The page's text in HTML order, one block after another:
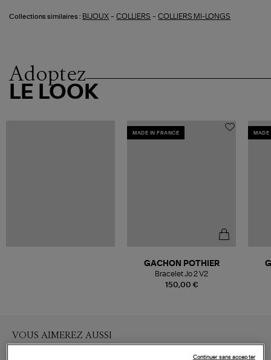
Collections similaires : BIJOUX -COLLIERS -COLLIERS MI-LONGS
Adoptez
LE LOOK
MADE IN FRANCE
150,00 €
GACHON POTHIER
Bracelet Jo 2 V2
MADE
VOUS AIMEREZ AUSSI
Continuer sans accepter